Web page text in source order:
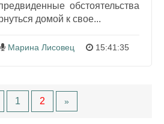
обстоятельства
домой к свое...
Марина Лисовец 15:41:35
1 2 »